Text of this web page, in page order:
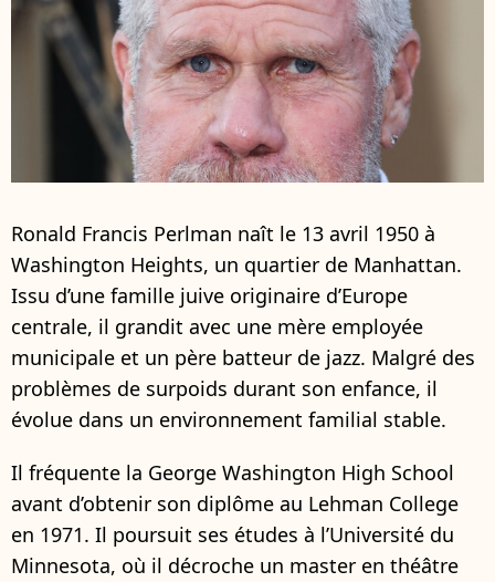
Ronald Francis Perlman naît le 13 avril 1950 à
Washington Heights, un quartier de Manhattan.
Issu d’une famille juive originaire d’Europe
centrale, il grandit avec une mère employée
municipale et un père batteur de jazz. Malgré des
problèmes de surpoids durant son enfance, il
évolue dans un environnement familial stable.
Il fréquente la George Washington High School
avant d’obtenir son diplôme au Lehman College
en 1971. Il poursuit ses études à l’Université du
Minnesota, où il décroche un master en théâtre